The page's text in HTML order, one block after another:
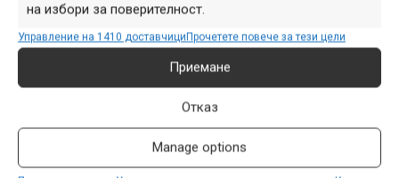
на избори за поверителност.
Управление на 1410 доставчициПрочетете повече за тези цели
Приемане
Отказ
Manage options
Снимка на деня